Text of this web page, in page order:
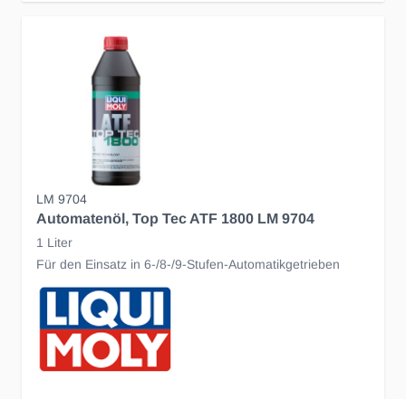
LM 9704
Automatenöl, Top Tec ATF 1800 LM 9704
1 Liter
Für den Einsatz in 6-/8-/9-Stufen-Automatikgetrieben